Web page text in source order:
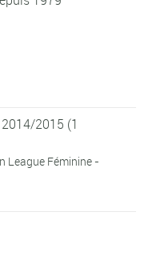
2015 (1
League Féminine -